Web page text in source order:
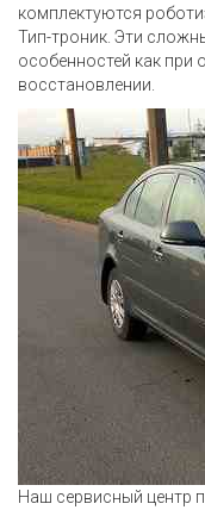
комплектуются
Тип-троник. Эти
особенностей как при
восстановлении.
Наш сервисный центр